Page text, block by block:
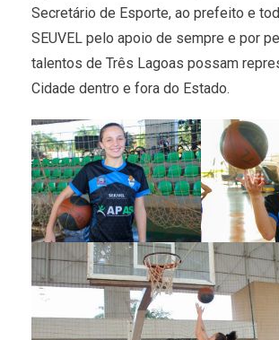
Secretário de Esporte, ao prefeito e
SEUVEL pelo apoio de sempre e por
talentos de Três Lagoas possam
Cidade dentro e fora do Estado.